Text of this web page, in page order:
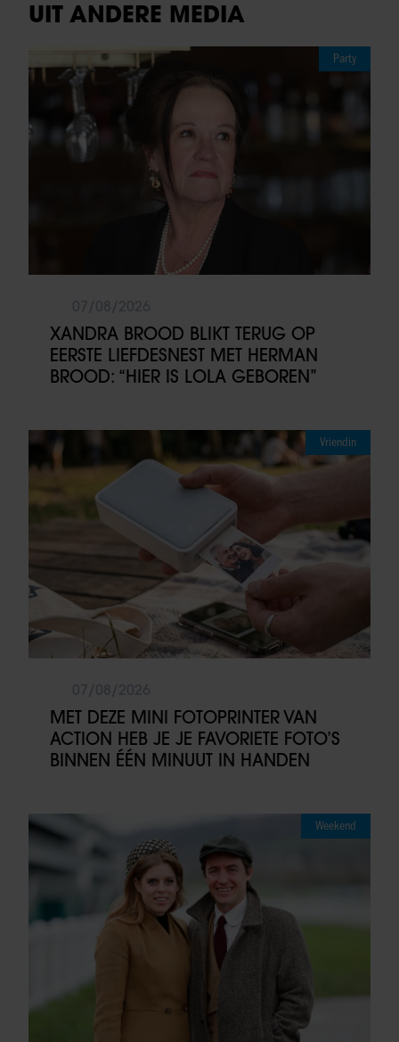
UIT ANDERE MEDIA
Party
XANDRA BROOD BLIKT TERUG OP
EERSTE LIEFDESNEST MET HERMAN
BROOD: “HIER IS LOLA GEBOREN”
Vriendin
MET DEZE MINI FOTOPRINTER VAN
ACTION HEB JE JE FAVORIETE FOTO’S
BINNEN ÉÉN MINUUT IN HANDEN
Weekend